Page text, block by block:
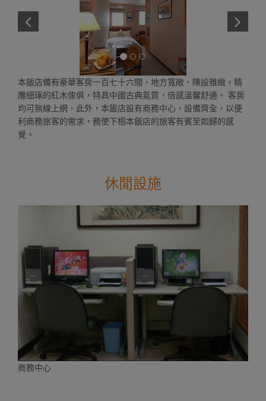
本飯店備有豪華客房一百七十六間，地方寬敞、陳設雅緻，精
雕細琢的紅木傢俱，特具中國古典氣質，倍感溫馨舒適。 客房
均可無線上網，此外，本飯店設有商務中心，設備齊全，以便
利商務旅客的需求，務使下榻本飯店的旅客有賓至如歸的感
覺。
休閒設施
商務中心